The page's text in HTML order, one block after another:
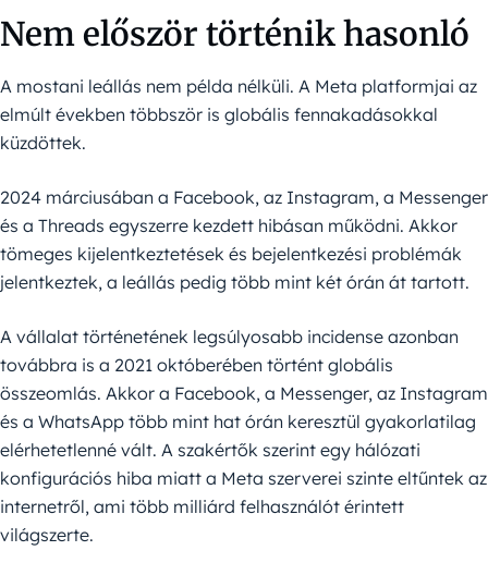
Nem először történik hasonló
A mostani leállás nem példa nélküli. A Meta platformjai az
elmúlt években többször is globális fennakadásokkal
küzdöttek.
2024 márciusában a Facebook, az Instagram, a Messenger
és a Threads egyszerre kezdett hibásan működni. Akkor
tömeges kijelentkeztetések és bejelentkezési problémák
jelentkeztek, a leállás pedig több mint két órán át tartott.
A vállalat történetének legsúlyosabb incidense azonban
továbbra is a 2021 októberében történt globális
összeomlás. Akkor a Facebook, a Messenger, az Instagram
és a WhatsApp több mint hat órán keresztül gyakorlatilag
elérhetetlenné vált. A szakértők szerint egy hálózati
konfigurációs hiba miatt a Meta szerverei szinte eltűntek az
internetről, ami több milliárd felhasználót érintett
világszerte.